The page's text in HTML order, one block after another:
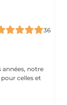
36
années, notre
celles et